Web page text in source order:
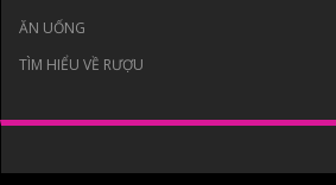
ĂN UỐNG
TÌM HIỂU VỀ RƯỢU